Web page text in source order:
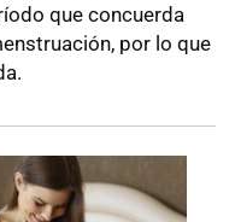
que concuerda
por lo que